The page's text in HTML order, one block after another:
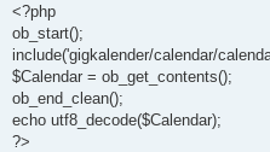
<?php
ob_start();
include('gigkalender/calendar/
$Calendar = ob_get_contents();
ob_end_clean();
echo utf8_decode($Calendar);
?>